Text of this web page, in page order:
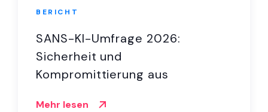
BERICHT
SANS-KI-Umfrage 2026:
Sicherheit und
Kompromittierung aus
Mehr lesen